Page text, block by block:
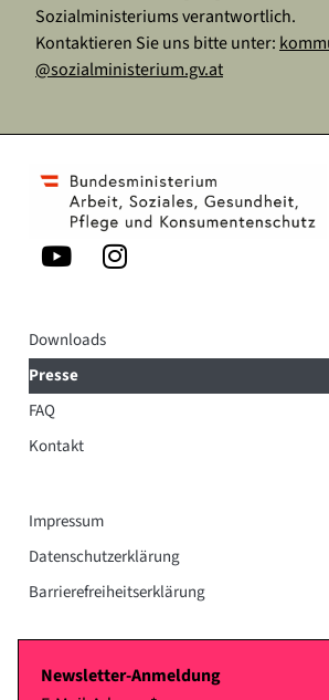
Sozialministeriums verantwortlich.
Kontaktieren Sie uns bitte unter:
@sozialministerium.gv.at
Downloads
Presse
FAQ
Kontakt
Impressum
Datenschutzerklärung
Barrierefreiheitserklärung
Newsletter-Anmeldung